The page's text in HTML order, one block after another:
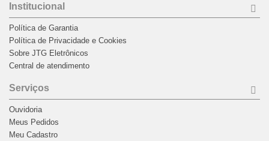
Institucional
Política de Garantia
Política de Privacidade e Cookies
Sobre JTG Eletrônicos
Central de atendimento
Serviços
Ouvidoria
Meus Pedidos
Meu Cadastro